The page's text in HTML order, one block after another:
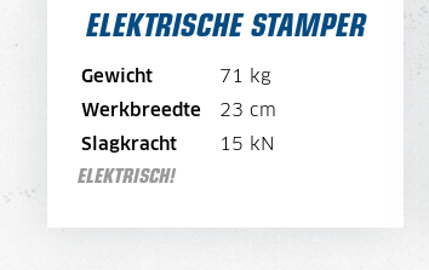
ELEKTRISCHE STAMPER
Gewicht
71 kg
Werkbreedte
23 cm
Slagkracht
15 kN
ELEKTRISCH!
BEKIJK MACHINE
BEKIJK BROCHURE
DIRECT AANVRAGEN